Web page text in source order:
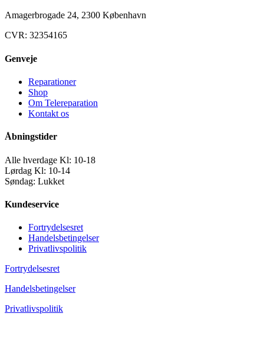
Amagerbrogade 24, 2300 København
CVR: 32354165
Genveje
Reparationer
Shop
Om Telereparation
Kontakt os
Åbningstider
Alle hverdage Kl: 10-18
Lørdag Kl: 10-14
Søndag: Lukket
Kundeservice
Fortrydelsesret
Handelsbetingelser
Privatlivspolitik
Fortrydelsesret
Handelsbetingelser
Privatlivspolitik